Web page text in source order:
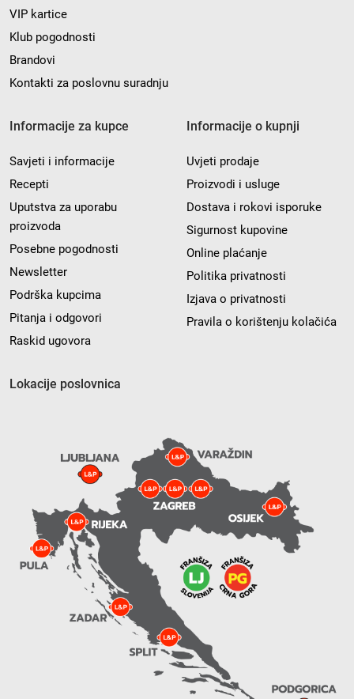
VIP kartice
Klub pogodnosti
Brandovi
Kontakti za poslovnu suradnju
Informacije za kupce
Savjeti i informacije
Recepti
Uputstva za uporabu
proizvoda
Posebne pogodnosti
Newsletter
Podrška kupcima
Pitanja i odgovori
Raskid ugovora
Informacije o kupnji
Uvjeti prodaje
Proizvodi i usluge
Dostava i rokovi isporuke
Sigurnost kupovine
Online plaćanje
Politika privatnosti
Izjava o privatnosti
Pravila o korištenju kolačića
Lokacije poslovnica